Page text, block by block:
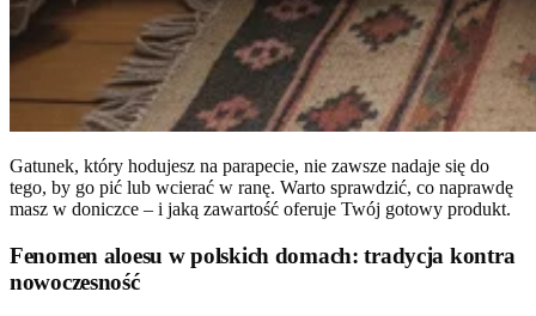
Gatunek, który hodujesz na parapecie, nie zawsze nadaje się do
tego, by go pić lub wcierać w ranę. Warto sprawdzić, co naprawdę
masz w doniczce – i jaką zawartość oferuje Twój gotowy produkt.
Fenomen aloesu w polskich domach: tradycja kontra
nowoczesność